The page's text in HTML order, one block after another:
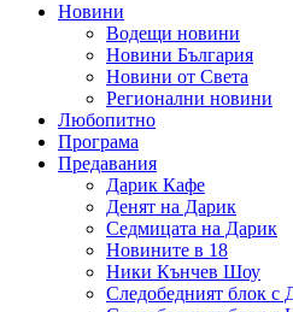
Новини
Водещи новини
Новини България
Новини от Света
Регионални новини
Любопитно
Програма
Предавания
Дарик Кафе
Денят на Дарик
Седмицата на Дарик
Новините в 18
Ники Кънчев Шоу
Следобедният блок с